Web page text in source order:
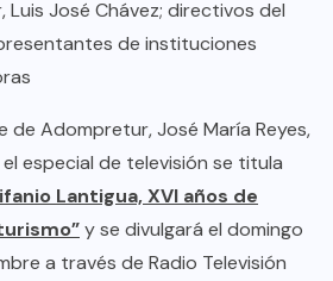
José Chávez; directivos del
de instituciones
de Adompretur, José María Reyes,
especial de televisión se titula
Lantigua, XVI años de
y se divulgará el domingo
a través de Radio Televisión